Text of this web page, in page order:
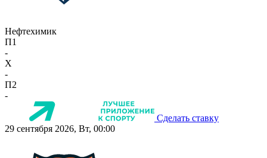
Нефтехимик
П1
-
X
-
П2
-
Сделать ставку
29 сентября 2026, Вт, 00:00